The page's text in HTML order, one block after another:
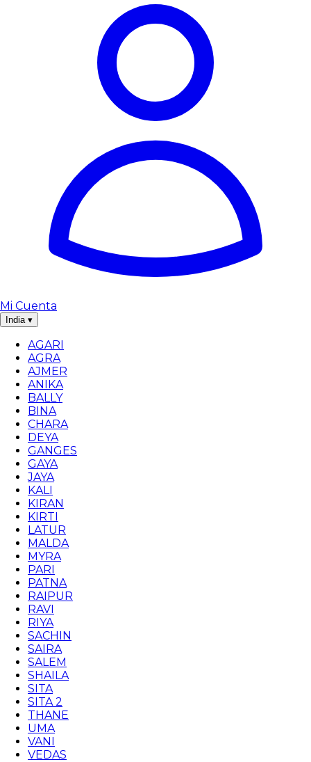
Mi Cuenta
India ▾
AGARI
AGRA
AJMER
ANIKA
BALLY
BINA
CHARA
DEYA
GANGES
GAYA
JAYA
KALI
KIRAN
KIRTI
LATUR
MALDA
MYRA
PARI
PATNA
RAIPUR
RAVI
RIYA
SACHIN
SAIRA
SALEM
SHAILA
SITA
SITA 2
THANE
UMA
VANI
VEDAS